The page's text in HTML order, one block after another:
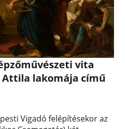
vita
Attila lakomája című
Vigadó felépítésekor az